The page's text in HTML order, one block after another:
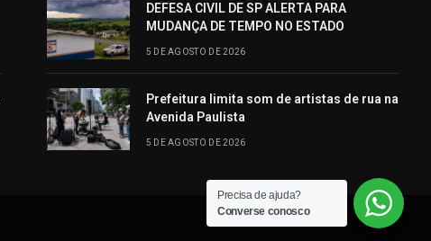
DEFESA CIVIL DE SP ALERTA PARA
MUDANÇA DE TEMPO NO ESTADO
5 DE AGOSTO DE 2026
Prefeitura limita som de artistas de rua na
Avenida Paulista
5 DE AGOSTO DE 2026
Precisa de ajuda?
Converse conosco